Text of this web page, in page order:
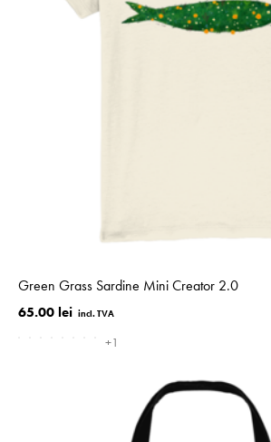
Green Grass Sardine Mini Creator 2.0
65.00 lei
+1